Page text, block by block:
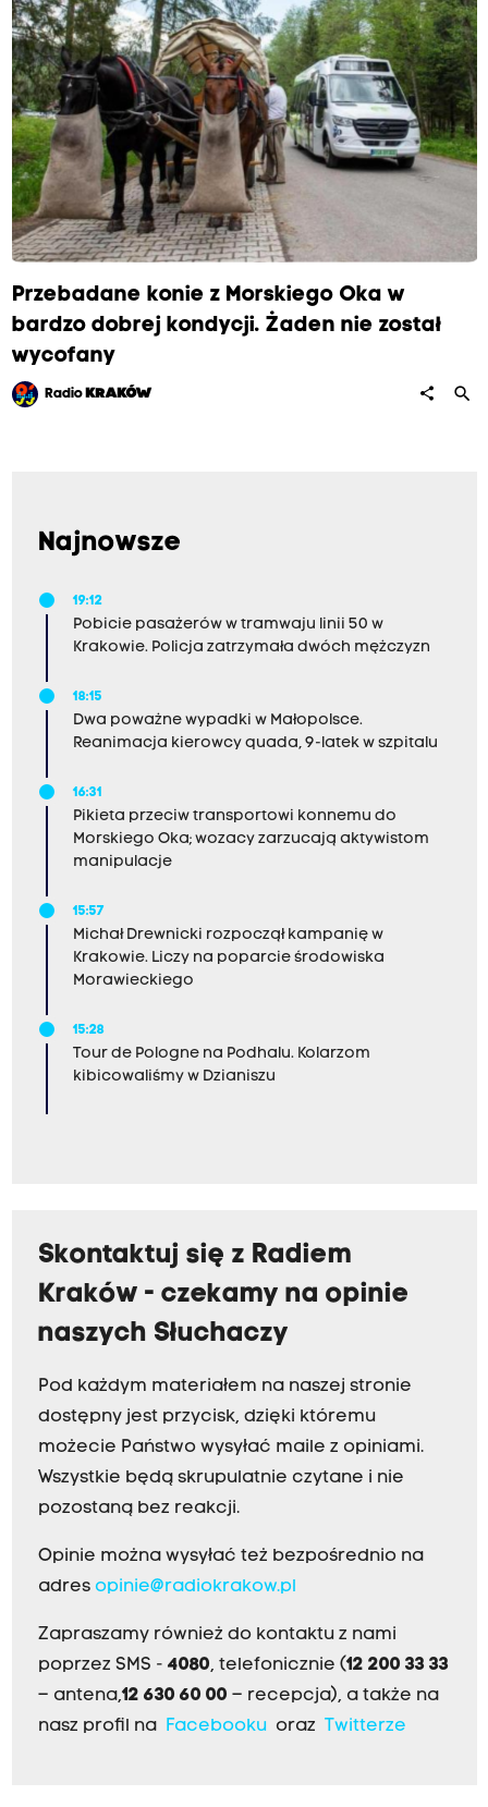
Przebadane konie z Morskiego Oka w
bardzo dobrej kondycji. Żaden nie został
wycofany
Radio KRAKÓW share search
Najnowsze
19:12
Pobicie pasażerów w tramwaju linii 50 w
Krakowie. Policja zatrzymała dwóch mężczyzn
18:15
Dwa poważne wypadki w Małopolsce.
Reanimacja kierowcy quada, 9-latek w szpitalu
16:31
Pikieta przeciw transportowi konnemu do
Morskiego Oka; wozacy zarzucają aktywistom
manipulacje
15:57
Michał Drewnicki rozpoczął kampanię w
Krakowie. Liczy na poparcie środowiska
Morawieckiego
15:28
Tour de Pologne na Podhalu. Kolarzom
kibicowaliśmy w Dzianiszu
Skontaktuj się z Radiem
Kraków - czekamy na opinie
naszych Słuchaczy
Pod każdym materiałem na naszej stronie
dostępny jest przycisk, dzięki któremu
możecie Państwo wysyłać maile z opiniami.
Wszystkie będą skrupulatnie czytane i nie
pozostaną bez reakcji.
Opinie można wysyłać też bezpośrednio na
adres opinie@radiokrakow.pl
Zapraszamy również do kontaktu z nami
poprzez SMS - 4080, telefonicznie (12 200 33 33
– antena,12 630 60 00 – recepcja), a także na
nasz profil na
Facebookuoraz Twitterze